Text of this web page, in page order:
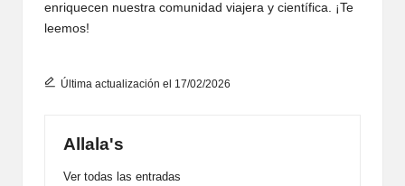
enriquecen nuestra comunidad viajera y científica. ¡Te
leemos!
Última actualización el 17/02/2026
Allala's
Ver todas las entradas